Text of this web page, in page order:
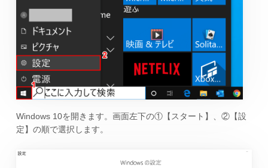
Windows 10を開きます。画面左下の①【スタート】、②【設
定】の順で選択します。